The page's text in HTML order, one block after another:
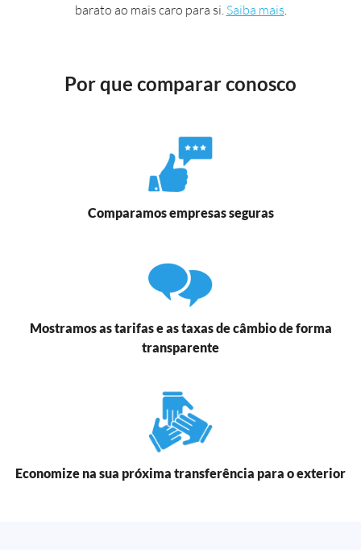
barato ao mais caro para si. Saiba mais
Por que comparar conosco
Comparamos empresas seguras
Mostramos as tarifas e as taxas de câmbio de forma
transparente
Economize na sua próxima transferência para o exterior